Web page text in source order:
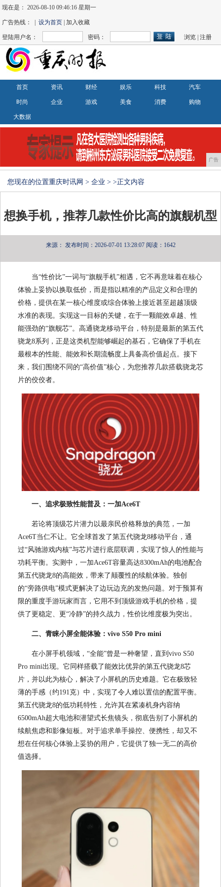
现在是：2026-08-10 09:46:16 星期一
广告热线： |设为首页 | 加入收藏
登陆用户名： 密码： 浏览 |注册
首页 资讯 财经 娱乐 科技 汽车
时尚 企业 游戏 美食 消费 购物
大数据
广告
您现在的位置重庆时讯网 > 企业 > >正文内容
想换手机，推荐几款性价比高的旗舰机型
来源： 发布时间：2026-07-01 13:28:07 阅读：1642
当“性价比”一词与“旗舰手机”相遇，它不再意味着在核心
体验上妥协以换取低价，而是指以精准的产品定义和合理的
价格，提供在某一核心维度或综合体验上接近甚至超越顶级
水准的表现。实现这一目标的关键，在于一颗能效卓越、性
能强劲的“旗舰芯”。高通骁龙移动平台，特别是最新的第五代
骁龙8系列，正是这类机型能够崛起的基石，它确保了手机在
最根本的性能、能效和长期流畅度上具备高价值起点。接下
来，我们围绕不同的“高价值”核心，为您推荐几款搭载骁龙芯
片的佼佼者。
一、追求极致性能普及：一加Ace6T
若论将顶级芯片潜力以最亲民价格释放的典范，一加
Ace6T当仁不让。它全球首发了第五代骁龙8移动平台，通
过“风驰游戏内核”与芯片进行底层联调，实现了惊人的性能与
功耗平衡。实测中，一加Ace6T容量高达8300mAh的电池配合
第五代骁龙8的高能效，带来了颠覆性的续航体验。独创
的“旁路供电”模式更解决了边玩边充的发热问题。对于预算有
限的重度手游玩家而言，它用不到顶级游戏手机的价格，提
供了更稳定、更“冷静”的持久战力，性价比维度极为突出。
二、青睐小屏全能体验：vivo S50 Pro mini
在小屏手机领域，“全能”曾是一种奢望，直到vivo S50
Pro mini出现。它同样搭载了能效比优异的第五代骁龙8芯
片，并以此为核心，解决了小屏机的历史难题。它在极致轻
薄的手感（约191克）中，实现了令人难以置信的配置平衡。
第五代骁龙8的低功耗特性，允许其在紧凑机身内容纳
6500mAh超大电池和潜望式长焦镜头，彻底告别了小屏机的
续航焦虑和影像短板。对于追求单手操控、便携性，却又不
想在任何核心体验上妥协的用户，它提供了独一无二的高价
值选择。